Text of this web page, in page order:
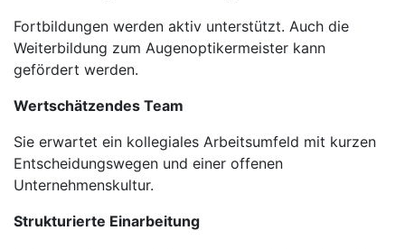
Fortbildungen werden aktiv unterstützt. Auch die
Weiterbildung zum Augenoptikermeister kann
gefördert werden.
Wertschätzendes Team
Sie erwartet ein kollegiales Arbeitsumfeld mit kurzen
Entscheidungswegen und einer offenen
Unternehmenskultur.
Strukturierte Einarbeitung